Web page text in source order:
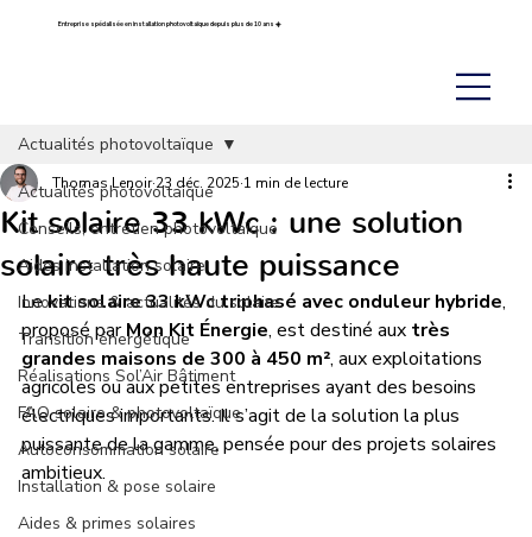
Entreprise spécialisée en installation photovoltaïque depuis plus de 10 ans ☀️
Actualités photovoltaïque
Conseils, entretien photovoltaïque
Aides installation solaire
Innovations & actualités du solaire
Transition énergétique
Réalisations Sol’Air Bâtiment
FAQ solaire & photovoltaïque
Autoconsommation solaire
Installation & pose solaire
Aides & primes solaires
Actualités photovoltaïque
Kit solaire 33 kWc : une solution
solaire très haute puissance
Thomas Lenoir23 déc. 2025 1 min de lecture
Le kit solaire 33 kWc triphasé avec onduleur hybride,
proposé par Mon Kit Énergie, est destiné aux très
grandes maisons de 300 à 450 m², aux exploitations
agricoles ou aux petites entreprises ayant des besoins
électriques importants. Il s’agit de la solution la plus
puissante de la gamme, pensée pour des projets solaires
ambitieux.